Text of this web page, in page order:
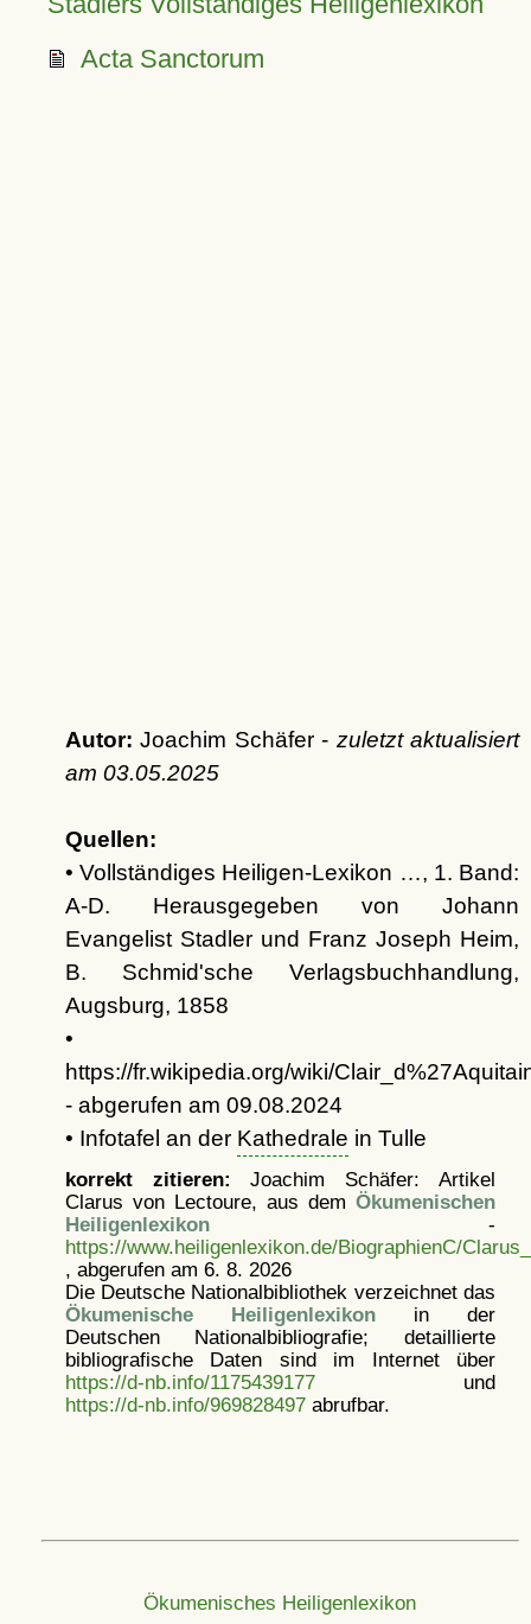
Acta Sanctorum
Autor: Joachim Schäfer - zuletzt aktualisiert
am 03.05.2025
Quellen:
• Vollständiges Heiligen-Lexikon …, 1. Band:
A-D. Herausgegeben von Johann
Evangelist Stadler und Franz Joseph Heim,
B. Schmid'sche Verlagsbuchhandlung,
Augsburg, 1858
•
https://fr.wikipedia.org/wiki/
- abgerufen am 09.08.2024
• Infotafel an der Kathedrale in Tulle
korrekt zitieren: Joachim Schäfer: Artikel
Clarus von Lectoure, aus dem Ökumenischen
Heiligenlexikon-
https://www.heiligenlexikon.de/BiographienC/
, abgerufen am 6. 8. 2026
Die Deutsche Nationalbibliothek verzeichnet das
Ökumenische Heiligenlexikonin der
Deutschen Nationalbibliografie; detaillierte
bibliografische Daten sind im Internet über
https://d-nb.info/1175439177und
https://d-nb.info/969828497abrufbar.
Ökumenisches Heiligenlexikon